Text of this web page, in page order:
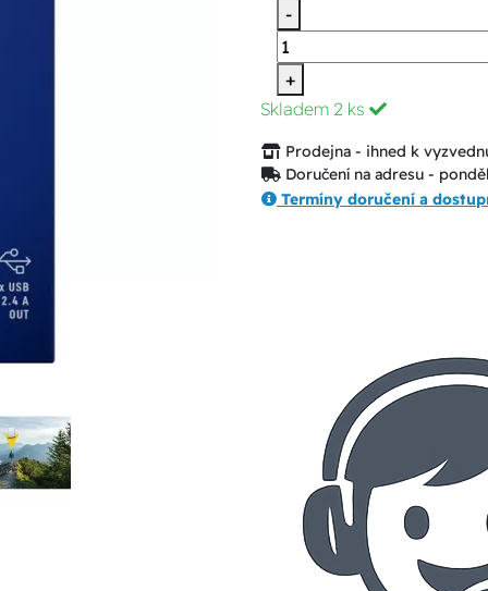
-
+
Skladem 2 ks
Prodejna - ihned k
Doručení na adresu -
Termíny doručení a